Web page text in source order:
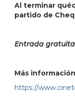
Al terminar
partido de
Entrada
Más
https://